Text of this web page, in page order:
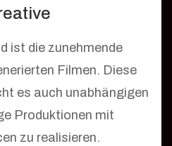
ist die zunehmende
Filmen. Diese
es auch unabhängigen
Produktionen mit
zu realisieren.